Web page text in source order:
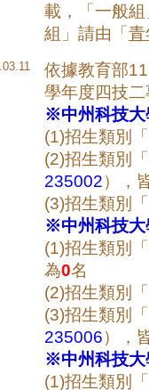
載，「一般
組」請由「青
依據教育部
學年度四技
※中州科技大
(1)招生類別「
(2)招生類別「
235002），
(3)招生類別「
※中州科技大
(1)招生類別「
為0名
(2)招生類別「
(3)招生類別「
235006），
※中州科技大
(1)招生類別「